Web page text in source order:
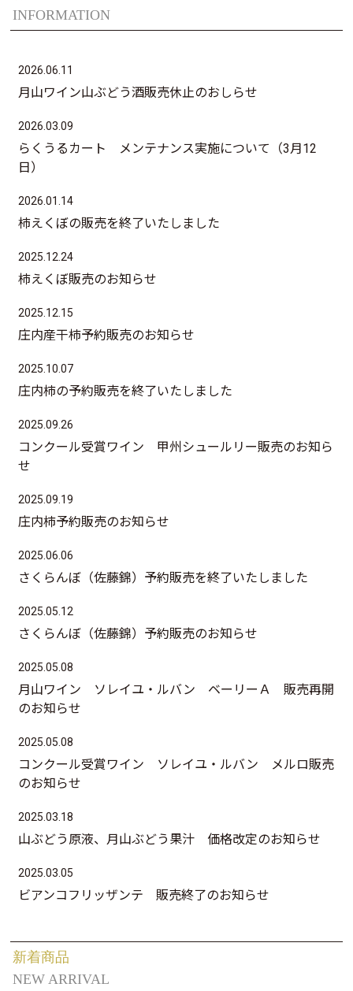
INFORMATION
2026.06.11
月山ワイン山ぶどう酒販売休止のおしらせ
2026.03.09
らくうるカート メンテナンス実施について（3月12
日）
2026.01.14
柿えくぼの販売を終了いたしました
2025.12.24
柿えくぼ販売のお知らせ
2025.12.15
庄内産干柿予約販売のお知らせ
2025.10.07
庄内柿の予約販売を終了いたしました
2025.09.26
コンクール受賞ワイン 甲州シュールリー販売のお知ら
せ
2025.09.19
庄内柿予約販売のお知らせ
2025.06.06
さくらんぼ（佐藤錦）予約販売を終了いたしました
2025.05.12
さくらんぼ（佐藤錦）予約販売のお知らせ
2025.05.08
月山ワイン ソレイユ・ルバン ベーリーＡ 販売再開
のお知らせ
2025.05.08
コンクール受賞ワイン ソレイユ・ルバン メルロ販売
のお知らせ
2025.03.18
山ぶどう原液、月山ぶどう果汁 価格改定のお知らせ
2025.03.05
ビアンコフリッザンテ 販売終了のお知らせ
NEW ARRIVAL
新着商品